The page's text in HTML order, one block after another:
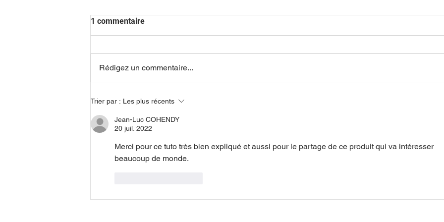
Les fréquences de l'ancienne
gamme "Solfeggio" peuvent-
elles guérir ?
ou
1 commentaire
Rédigez un commentaire...
Trier par : Les plus récents
Jean-Luc COHENDY
20 juil. 2022
Merci pour ce tuto très bien expliqué et aussi pour le partage de ce produit qui va intéresser
beaucoup de monde.